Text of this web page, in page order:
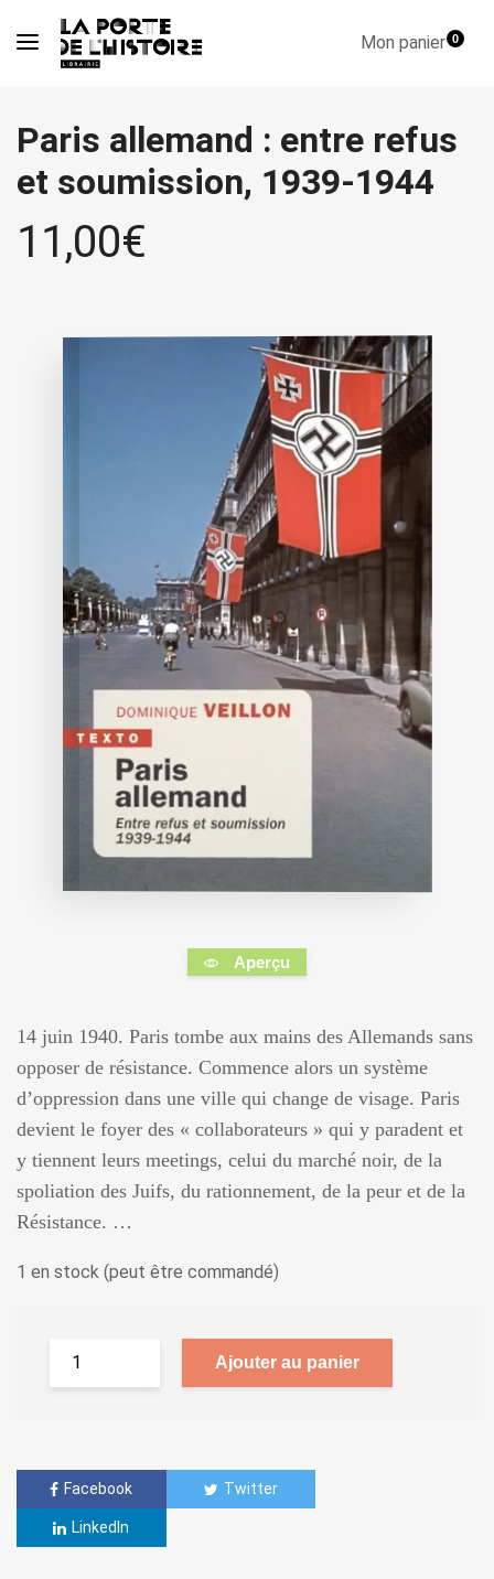
Mon panier0
Paris allemand : entre refus
et soumission, 1939-1944
11,00€
Aperçu
14 juin 1940. Paris tombe aux mains des Allemands sans
opposer de résistance. Commence alors un système
d’oppression dans une ville qui change de visage. Paris
devient le foyer des « collaborateurs » qui y paradent et
y tiennent leurs meetings, celui du marché noir, de la
spoliation des Juifs, du rationnement, de la peur et de la
Résistance. …
1 en stock (peut être commandé)
Ajouter au panier
Facebook Twitter
LinkedIn